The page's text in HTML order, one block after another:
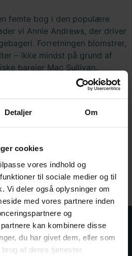
Detaljer Om
cookies
vores indhold og
til sociale medier og til
Vi deler også oplysninger om
med vores partnere inden
og
kan kombinere disse
du har givet dem, eller som
af deres tjenester.
femte bog i den populære
vi Annie Andrews, der driver
Forretningen blomstrer,
– ikke mindst på grund af
barejer Mac Sullivan.
af romantik og den
Dream Harbor er kendt for, er
fortælling om at
Bogportalen
Hjælp